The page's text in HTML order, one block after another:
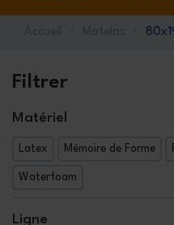
Filtrer
Matériel
Latex Mémoire de Forme
Waterfoam
Ligne